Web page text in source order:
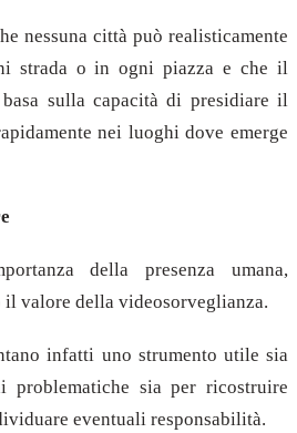
nessuna città può realisticamente
strada o in ogni piazza e che il
sulla capacità di presidiare il
nei luoghi dove emerge
della presenza umana,
valore della videosorveglianza.
infatti uno strumento utile sia
problematiche sia per ricostruire
eventuali responsabilità.